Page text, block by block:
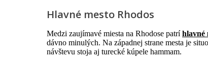
Hlavné mesto Rhodos
Medzi zaujímavé miesta na Rhodose patríhlavné
dávno minulých. Na západnej strane mesta je
návštevu stoja aj turecké kúpele hammam.